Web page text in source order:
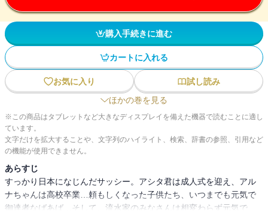
購入手続きに進む
カートに入れる
お気に入り
試し読み
ほかの巻を見る
※この商品はタブレットなど大きなディスプレイを備えた機器で読むことに適し
ています。
文字だけを拡大することや、文字列のハイライト、検索、辞書の参照、引用など
の機能が使用できません。
あらすじ
すっかり日本になじんだサッシー。アシタ君は成人式を迎え、アル
ナちゃんは高校卒業…頼もしくなった子供たち、いつまでも元気で
御達者なばあば…そして、流水家のみなさんは相変わらず元気で